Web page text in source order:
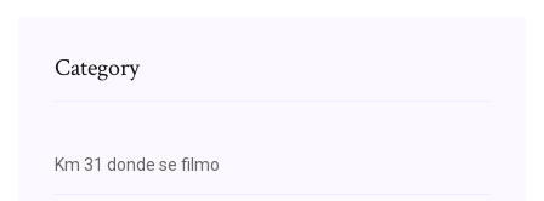
Category
Km 31 donde se filmo